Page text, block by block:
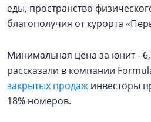
еды, пространство
благополучия от курорта
Минимальная цена за юнит -
рассказали в компании
закрытых продаж инвесторы
18% номеров.